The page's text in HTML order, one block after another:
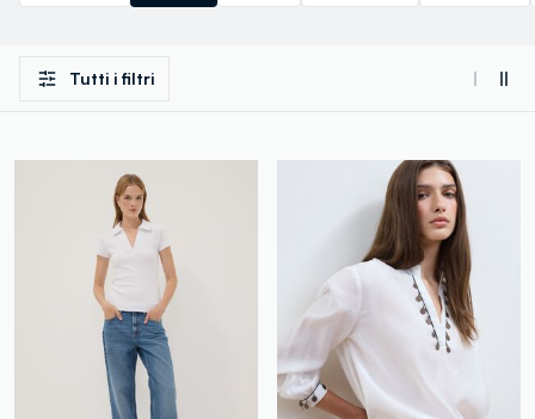
Tutti i filtri